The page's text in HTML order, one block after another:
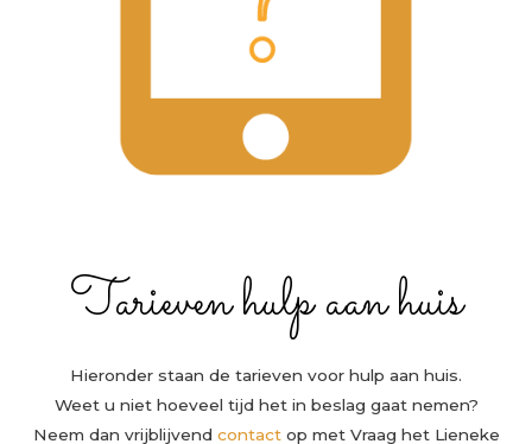
Tarieven hulp aan huis
Hieronder staan de tarieven voor hulp aan huis.
Weet u niet hoeveel tijd het in beslag gaat nemen?
Neem dan vrijblijvend contactop met Vraag het Lieneke